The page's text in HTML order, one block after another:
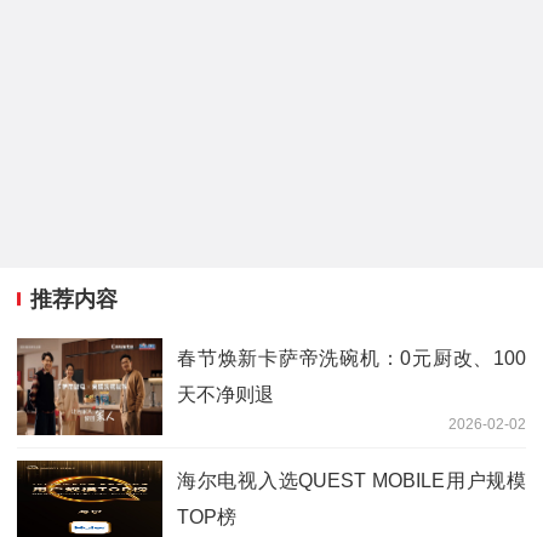
推荐内容
春节焕新卡萨帝洗碗机：0元厨改、100
天不净则退
2026-02-02
海尔电视入选QUEST MOBILE用户规模
TOP榜